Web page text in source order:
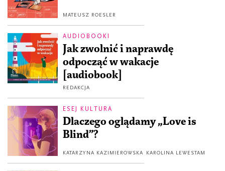
MATEUSZ ROESLER
AUDIOBOOKI
Jak zwolnić i naprawdę
odpocząć w wakacje
[audiobook]
REDAKCJA
ESEJ KULTURA
Dlaczego oglądamy „Love is
Blind”?
KATARZYNA KAZIMIEROWSKA KAROLINA LEWESTAM